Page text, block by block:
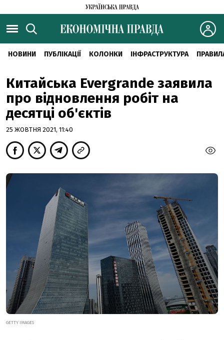
НОВИНИ ПУБЛІКАЦІЇ КОЛОНКИ ІНФРАСТРУКТУРА
Китайська Evergrande заявила
про відновлення робіт на
десятці об'єктів
25 ЖОВТНЯ 2021, 11:40
GETTY IMAGES